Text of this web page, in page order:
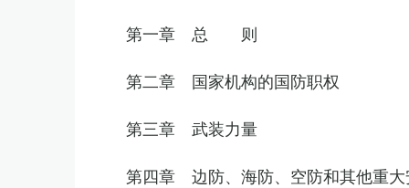
第一章 总 则
第二章 国家机构的国防职权
第三章 武装力量
第四章 边防、海防、空防和其他重大